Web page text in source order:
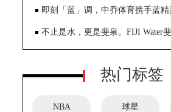
即刻「蓝」调，中乔体育携手蓝精
限定潮流
不止是水，更是斐泉。FIJI Water
热门标签
NBA 球星